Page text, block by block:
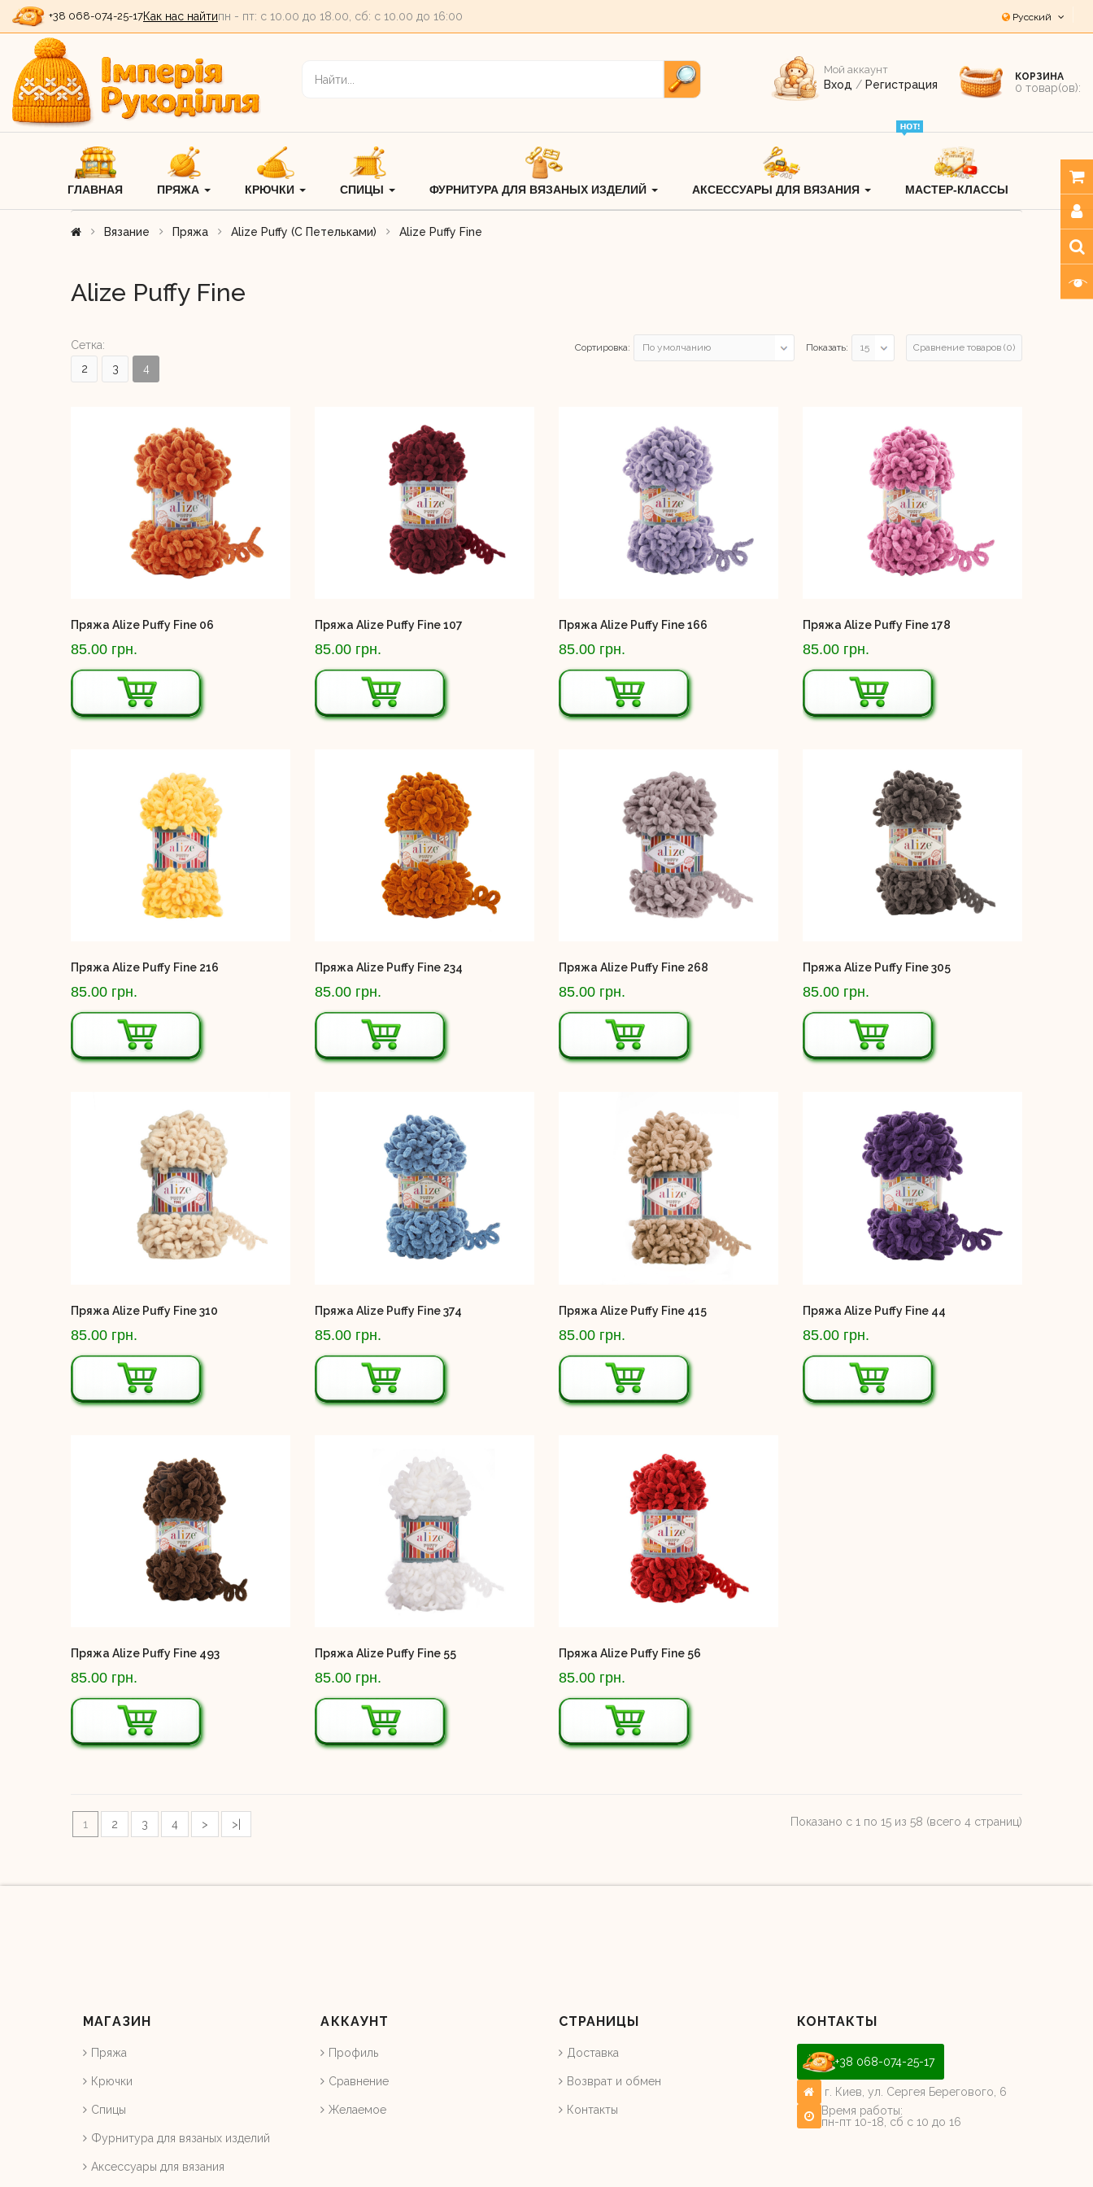
+38 068-074-25-17Как нас найтипн - пт: c 10.00 до 18.00, сб: c 10.00 до 16:00 Русский
Мой аккаунт
Вход / Регистрация
КОРЗИНА
0 товар(ов):
ГЛАВНАЯ ПРЯЖА КРЮЧКИ СПИЦЫ ФУРНИТУРА ДЛЯ ВЯЗАНЫХ ИЗДЕЛИЙ АКСЕССУАРЫ ДЛЯ ВЯЗАНИЯ МАСТЕР-КЛАССЫ
Вязание Пряжа Alize Puffy (с Петельками) Alize Puffy Fine
Alize Puffy Fine
Сетка:
2
3 4
Сортировка: Показать: Сравнение товаров (0)
Пряжа Alize Puffy Fine 06
85.00 грн.
Пряжа Alize Puffy Fine 107
85.00 грн.
Пряжа Alize Puffy Fine 166
85.00 грн.
Пряжа Alize Puffy Fine 178
85.00 грн.
Пряжа Alize Puffy Fine 216
85.00 грн.
Пряжа Alize Puffy Fine 234
85.00 грн.
Пряжа Alize Puffy Fine 268
85.00 грн.
Пряжа Alize Puffy Fine 305
85.00 грн.
Пряжа Alize Puffy Fine 310
85.00 грн.
Пряжа Alize Puffy Fine 374
85.00 грн.
Пряжа Alize Puffy Fine 415
85.00 грн.
Пряжа Alize Puffy Fine 44
85.00 грн.
Пряжа Alize Puffy Fine 493
85.00 грн.
Пряжа Alize Puffy Fine 55
85.00 грн.
Пряжа Alize Puffy Fine 56
85.00 грн.
1 2 3 4 > >| Показано с 1 по 15 из 58 (всего 4 страниц)
МАГАЗИН
Пряжа
Крючки
Спицы
Фурнитура для вязаных изделий
Аксессуары для вязания
АККАУНТ
Профиль
Сравнение
Желаемое
СТРАНИЦЫ
Доставка
Возврат и обмен
Контакты
КОНТАКТЫ
+38 068-074-25-17
г. Киев, ул. Сергея Берегового, 6
Время работы:
пн-пт 10-18, сб с 10 до 16